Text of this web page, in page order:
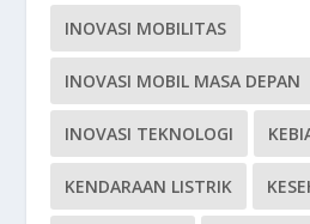
INOVASI MOBILITAS
INOVASI MOBIL MASA DEPAN
INOVASI TEKNOLOGI
KENDARAAN LISTRIK